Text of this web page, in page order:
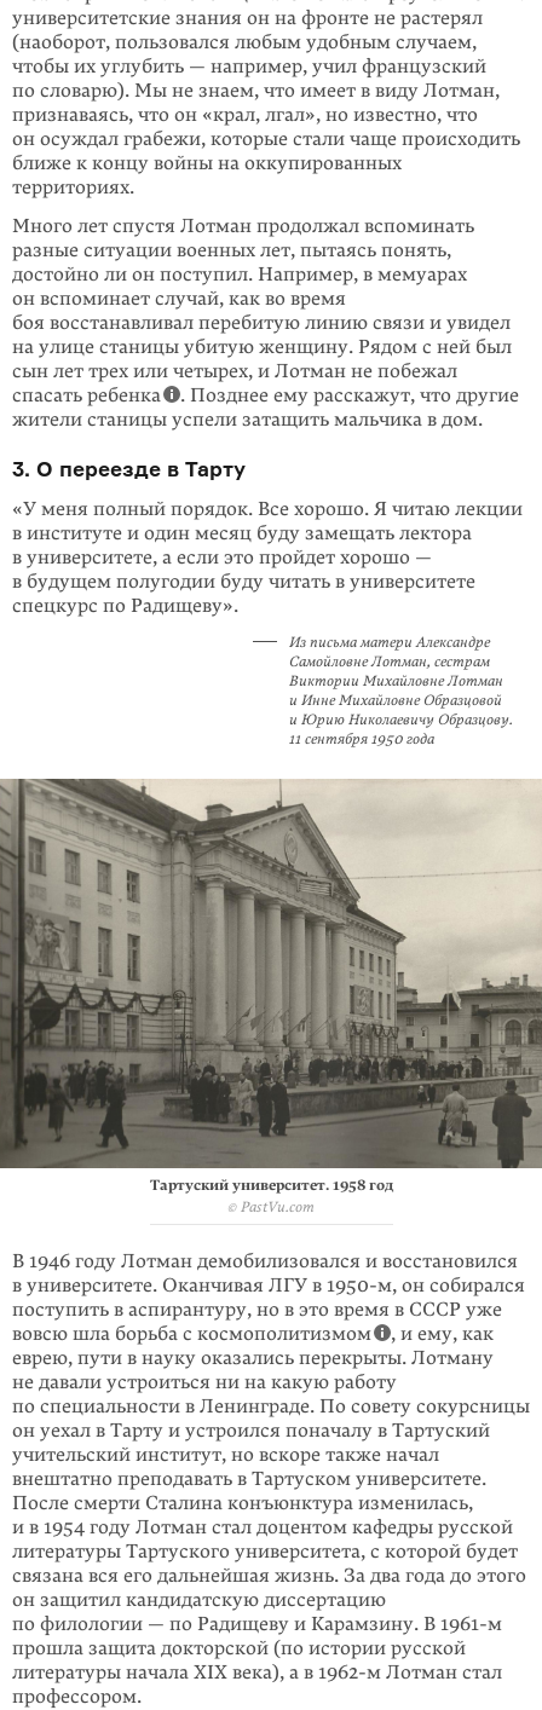
университетские знания он на фронте не растерял
(наоборот, пользовался любым удобным случаем,
чтобы их углубить — например, учил французский
по словарю). Мы не знаем, что имеет в виду Лотман,
признаваясь, что он «крал, лгал», но известно, что
он осуждал грабежи, которые стали чаще происходить
ближе к концу войны на оккупированных
территориях.
Много лет спустя Лотман продолжал вспоминать
разные ситуации военных лет, пытаясь понять,
достойно ли он поступил. Например, в мемуарах
он вспоминает случай, как во время
боя восстанавливал перебитую линию связи и увидел
на улице станицы убитую женщину. Рядом с ней был
сын лет трех или четырех, и Лотман не побежал
спасать ребенка
. Позднее ему расскажут, что другие
жители станицы успели затащить мальчика в дом.
3. О переезде в Тарту
«У меня полный порядок. Все хорошо. Я читаю лекции
в институте и один месяц буду замещать лектора
в университете, а если это пройдет хорошо —
в будущем полугодии буду читать в университете
спецкурс по Радищеву».
Из письма матери Александре
Самойловне Лотман, сестрам
Виктории Михайловне Лотман
и Инне Михайловне Образцовой
и Юрию Николаевичу Образцову.
11 сентября 1950 года
Тартуский университет. 1958 год
© PastVu.com
В 1946 году Лотман демобилизовался и восстановился
в университете. Окан­чивая ЛГУ в 1950-м, он собирался
поступить в аспирантуру, но в это время в СССР уже
вовсю шла борьба с космополитизмом
, и ему, как
еврею, пути в науку оказались перекрыты. Лотману
не давали устроиться ни на какую работу
по специальности в Ленинграде. По совету сокурсницы
он уехал в Тарту и устроился поначалу в Тартуский
учительский институт, но вскоре также начал
внештатно преподавать в Тартуском университете.
После смерти Стали­на конъюнктура изменилась,
и в 1954 году Лотман стал доцентом кафедры русской
литературы Тартуского университета, с которой будет
связана вся его дальнейшая жизнь. За два года до этого
он защитил кандидатскую диссерта­цию
по филологии — по Радищеву и Карамзину. В 1961-м
прошла защита докторской (по истории русской
литературы начала XIX века), а в 1962-м Лотман стал
профессором.